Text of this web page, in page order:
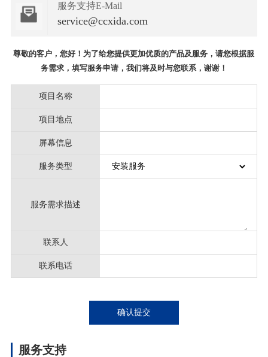
服务支持E-Mail
service@ccxida.com
尊敬的客户，您好！为了给您提供更加优质的产品及服务，请您根据服
务需求，填写服务申请，我们将及时与您联系，谢谢！
项目名称
项目地点
屏幕信息
服务类型
服务需求描述
联系人
联系电话
确认提交
服务支持